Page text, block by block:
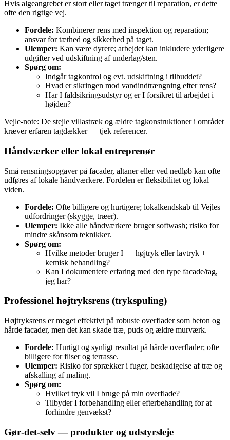
Hvis algeangrebet er stort eller taget trænger til reparation, er dette
ofte den rigtige vej.
Fordele: Kombinerer rens med inspektion og reparation;
ansvar for tæthed og sikkerhed på taget.
Ulemper: Kan være dyrere; arbejdet kan inkludere yderligere
udgifter ved udskiftning af underlag/sten.
Spørg om:
Indgår tagkontrol og evt. udskiftning i tilbuddet?
Hvad er sikringen mod vandindtrængning efter rens?
Har I faldsikringsudstyr og er I forsikret til arbejdet i
højden?
Vejle‑note: De stejle villastræk og ældre tagkonstruktioner i området
kræver erfaren tagdækker — tjek referencer.
Håndværker eller lokal entreprenør
Små rensningsopgaver på facader, altaner eller ved nedløb kan ofte
udføres af lokale håndværkere. Fordelen er fleksibilitet og lokal
viden.
Fordele: Ofte billigere og hurtigere; lokalkendskab til Vejles
udfordringer (skygge, træer).
Ulemper: Ikke alle håndværkere bruger softwash; risiko for
mindre skånsom teknikker.
Spørg om:
Hvilke metoder bruger I — højtryk eller lavtryk +
kemisk behandling?
Kan I dokumentere erfaring med den type facade/tag,
jeg har?
Professionel højtryksrens (trykspuling)
Højtryksrens er meget effektivt på robuste overflader som beton og
hårde facader, men det kan skade træ, puds og ældre murværk.
Fordele: Hurtigt og synligt resultat på hårde overflader; ofte
billigere for fliser og terrasse.
Ulemper: Risiko for sprækker i fuger, beskadigelse af træ og
afskalling af maling.
Spørg om:
Hvilket tryk vil I bruge på min overflade?
Tilbyder I forbehandling eller efterbehandling for at
forhindre genvækst?
Gør‑det‑selv — produkter og udstyrsleje